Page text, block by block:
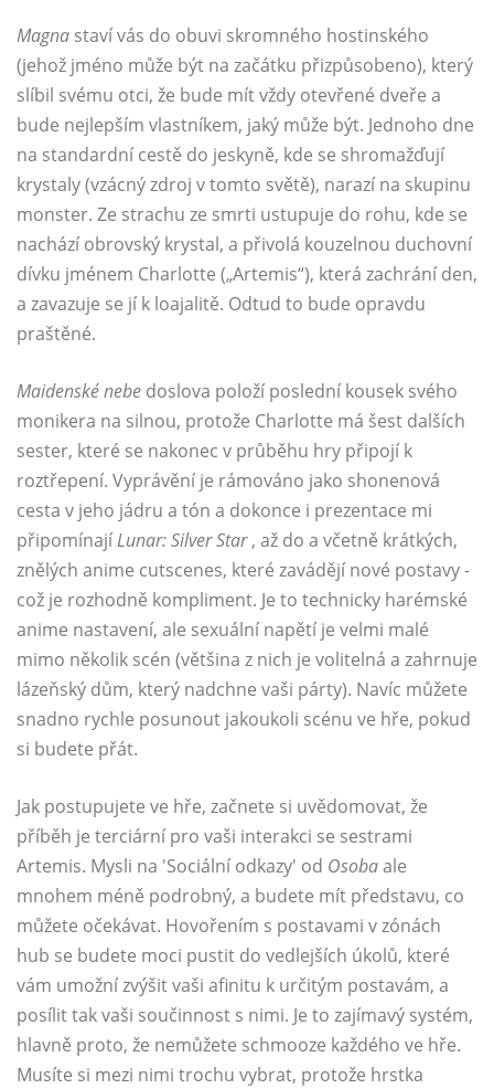
Magna staví vás do obuvi skromného hostinského
(jehož jméno může být na začátku přizpůsobeno), který
slíbil svému otci, že bude mít vždy otevřené dveře a
bude nejlepším vlastníkem, jaký může být. Jednoho dne
na standardní cestě do jeskyně, kde se shromažďují
krystaly (vzácný zdroj v tomto světě), narazí na skupinu
monster. Ze strachu ze smrti ustupuje do rohu, kde se
nachází obrovský krystal, a přivolá kouzelnou duchovní
dívku jménem Charlotte („Artemis“), která zachrání den,
a zavazuje se jí k loajalitě. Odtud to bude opravdu
praštěné.
Maidenské nebe doslova položí poslední kousek svého
monikera na silnou, protože Charlotte má šest dalších
sester, které se nakonec v průběhu hry připojí k
roztřepení. Vyprávění je rámováno jako shonenová
cesta v jeho jádru a tón a dokonce i prezentace mi
připomínajíLunar: Silver Star, až do a včetně krátkých,
znělých anime cutscenes, které zavádějí nové postavy -
což je rozhodně kompliment. Je to technicky harémské
anime nastavení, ale sexuální napětí je velmi malé
mimo několik scén (většina z nich je volitelná a zahrnuje
lázeňský dům, který nadchne vaši párty). Navíc můžete
snadno rychle posunout jakoukoli scénu ve hře, pokud
si budete přát.
Jak postupujete ve hře, začnete si uvědomovat, že
příběh je terciární pro vaši interakci se sestrami
Artemis. Mysli na 'Sociální odkazy' od Osobaale
mnohem méně podrobný, a budete mít představu, co
můžete očekávat. Hovořením s postavami v zónách
hub se budete moci pustit do vedlejších úkolů, které
vám umožní zvýšit vaši afinitu k určitým postavám, a
posílit tak vaši součinnost s nimi. Je to zajímavý systém,
hlavně proto, že nemůžete schmooze každého ve hře.
Musíte si mezi nimi trochu vybrat, protože hrstka